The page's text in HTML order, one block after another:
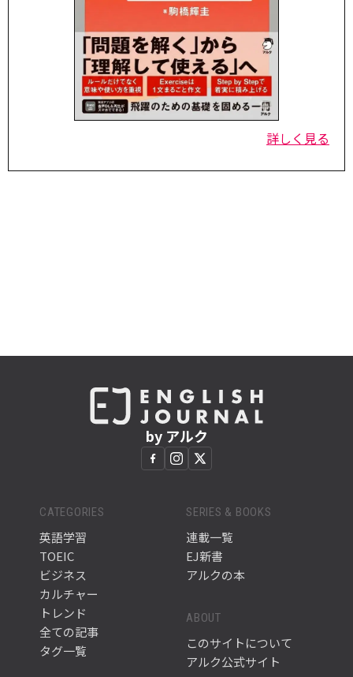
詳しく見る
by アルク
CATEGORIES
英語学習
TOEIC
ビジネス
カルチャー
トレンド
全ての記事
タグ一覧
SERIES & BOOKS
連載一覧
EJ新書
アルクの本
ABOUT
このサイトについて
アルク公式サイト